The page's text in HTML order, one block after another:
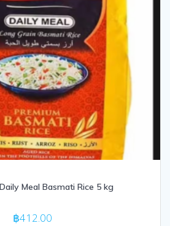
Meal Basmati Rice 5 kg
฿412.00